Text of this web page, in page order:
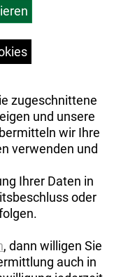
zugeschnittene
und unsere
wir Ihre
verwenden und
Ihrer Daten in
oder
, dann willigen Sie
auch in